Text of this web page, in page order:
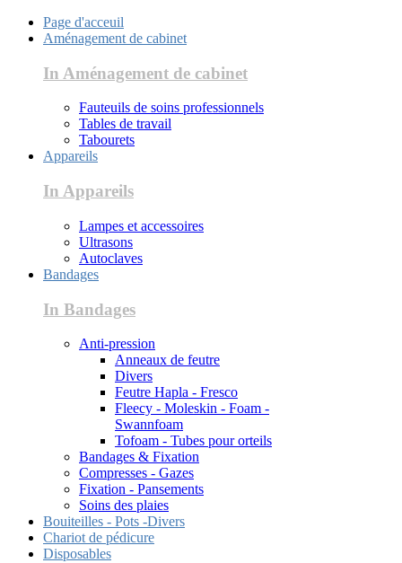
Page d'acceuil
Aménagement de cabinet
In Aménagement de cabinet
Fauteuils de soins professionnels
Tables de travail
Tabourets
Appareils
In Appareils
Lampes et accessoires
Ultrasons
Autoclaves
Bandages
In Bandages
Anti-pression
Anneaux de feutre
Divers
Feutre Hapla - Fresco
Fleecy - Moleskin - Foam -
Swannfoam
Tofoam - Tubes pour orteils
Bandages & Fixation
Compresses - Gazes
Fixation - Pansements
Soins des plaies
Bouiteilles - Pots -Divers
Chariot de pédicure
Disposables